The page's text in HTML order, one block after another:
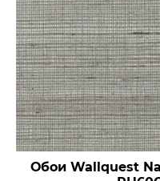
Обои Wallquest